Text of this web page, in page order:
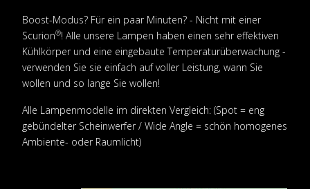
Boost-Modus? Für ein paar Minuten? - Nicht mit einer
Scurion®! Alle unsere Lampen haben einen sehr effektiven
Kühlkörper und eine eingebaute Temperaturüberwachung -
verwenden Sie sie einfach auf voller Leistung, wann Sie
wollen und so lange Sie wollen!
Alle Lampenmodelle im direkten Vergleich: (Spot = eng
gebündelter Scheinwerfer / Wide Angle = schön homogenes
Ambiente- oder Raumlicht)